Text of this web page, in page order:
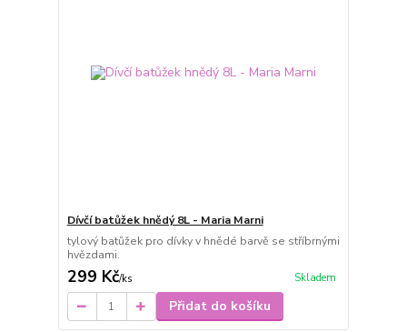
Dívčí batůžek hnědý 8L - Maria Marni
tylový batůžek pro dívky v hnědé barvě se stříbrnými
hvězdami.
299 Kč/ks Skladem
Přidat do košíku